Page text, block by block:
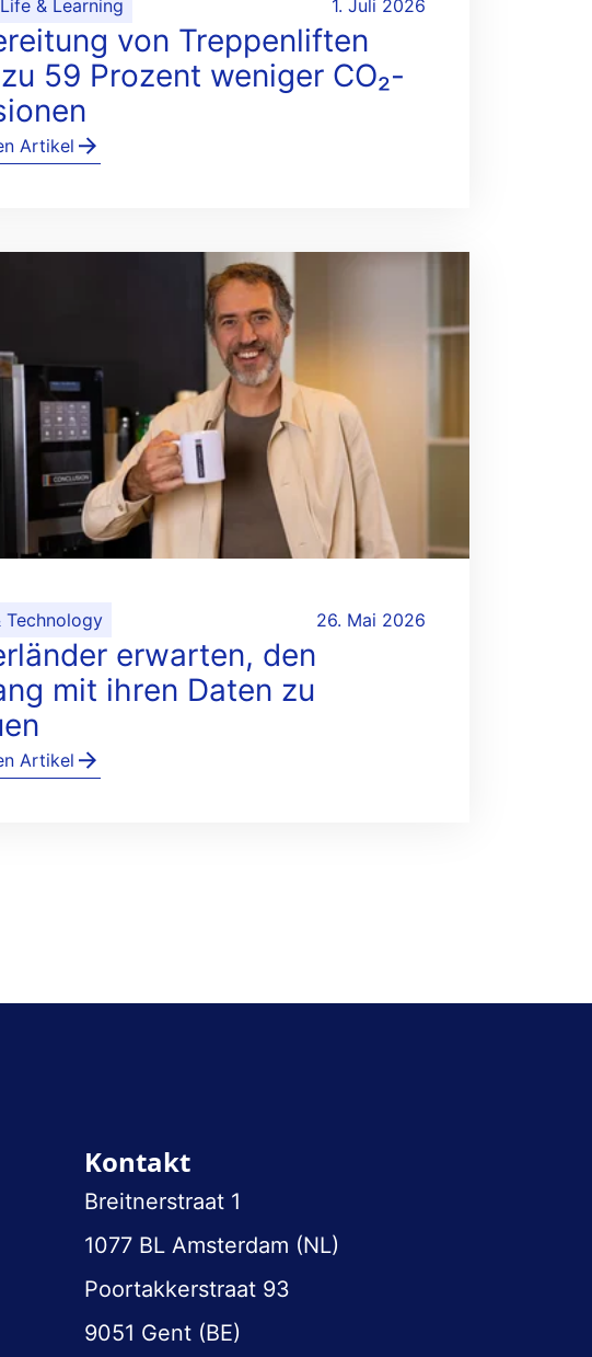
& Learning 1. Juli 2026
von Treppenliften
59 Prozent weniger CO₂-
Artikel
Technology 26. Mai 2026
erwarten, den
mit ihren Daten zu
Artikel
Kontakt
Breitnerstraat 1
1077 BL Amsterdam (NL)
Poortakkerstraat 93
9051 Gent (BE)